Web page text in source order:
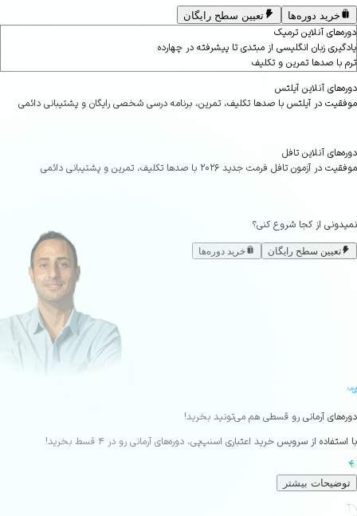
خرید دوره‌ها تعیین سطح رایگان
آنلاین ترمیک
زبان انگلیسی از مبتدی تا پیشرفته در چهارده
صدها تمرین و تکلیف
آنلاین آیلتس
در آیلتس با صدها تکلیف، تمرین، برنامه درسی شخصی رایگان و پشتیبانی دائمی
آنلاین تافل
آزمون تافل فرمت جدید ۲۰۲۶ با صدها تکلیف، تمرین و پشتیبانی دائمی
از کجا شروع کنی؟
تعیین سطح رایگان خرید دوره‌ها
آرمانی رو قسطی هم می‌تونید بخرید!
از سرویس خرید اعتباری اسنپ‌پی، دوره‌های آرمانی رو در ۴ قسط بخرید!
بیشتر